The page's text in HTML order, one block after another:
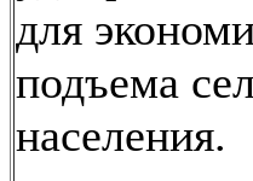
для
подъема
населения.